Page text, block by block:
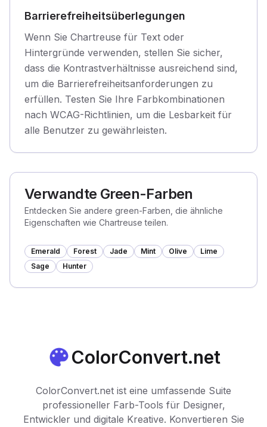
Barrierefreiheitsüberlegungen
Wenn Sie Chartreuse für Text oder
Hintergründe verwenden, stellen Sie sicher,
dass die Kontrastverhältnisse ausreichend sind,
um die Barrierefreiheitsanforderungen zu
erfüllen. Testen Sie Ihre Farbkombinationen
nach WCAG-Richtlinien, um die Lesbarkeit für
alle Benutzer zu gewährleisten.
Verwandte Green-Farben
Entdecken Sie andere green-Farben, die ähnliche
Eigenschaften wie Chartreuse teilen.
Emerald Forest Jade Mint Olive
Lime
Sage
Hunter
ColorConvert.net
ColorConvert.net ist eine umfassende Suite
professioneller Farb-Tools für Designer,
Entwickler und digitale Kreative. Konvertieren Sie